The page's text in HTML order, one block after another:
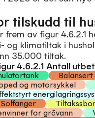
tilskudd til
frem av figur
og klimatiltak i
35.000 tiltak.
4.6.2.1 Antall
Balansert
og motorsykkel
Solfanger
for gråvann